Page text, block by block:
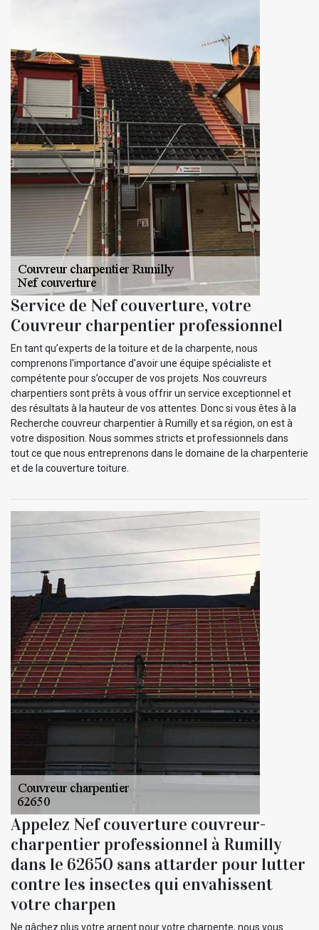
Service de Nef couverture, votre
Couvreur charpentier professionnel
En tant qu’experts de la toiture et de la charpente, nous
comprenons l'importance d'avoir une équipe spécialiste et
compétente pour s’occuper de vos projets. Nos couvreurs
charpentiers sont prêts à vous offrir un service exceptionnel et
des résultats à la hauteur de vos attentes. Donc si vous êtes à la
Recherche couvreur charpentier à Rumilly et sa région, on est à
votre disposition. Nous sommes stricts et professionnels dans
tout ce que nous entreprenons dans le domaine de la charpenterie
et de la couverture toiture.
Appelez Nef couverture couvreur-
charpentier professionnel à Rumilly
dans le 62650 sans attarder pour lutter
contre les insectes qui envahissent
votre charpen
Ne gâchez plus votre argent pour votre charpente, nous vous